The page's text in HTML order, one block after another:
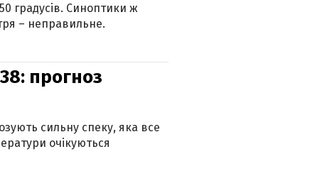
градусів. Синоптики ж
– неправильне.
прогноз
сильну спеку, яка все
очікуються